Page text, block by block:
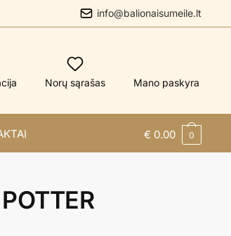
info@balionaisumeile.lt
Norų sąrašas Mano paskyra
€ 0.00 0